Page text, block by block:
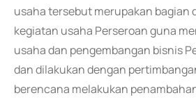
usaha tersebut merupakan bagian
kegiatan usaha Perseroan guna
usaha dan pengembangan bisnis
dan dilakukan dengan
berencana melakukan